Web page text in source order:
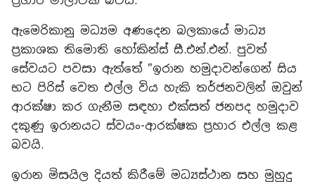
ඇමෙරිකානු මධ්‍යම අණදෙන බලකායේ මාධ්‍ය
ප්‍රකාශක තිමොති හෝකින්ස් සී.එන්.එන්. පුවත්
සේවයට පවසා ඇත්තේ ”ඉරාන හමුදාවන්ගෙන් සිය
භට පිරිස් වෙත එල්ල විය හැකි තර්ජනවලින් ඔවුන්
ආරක්ෂා කර ගැනීම සඳහා එක්සත් ජනපද හමුදාව
දකුණු ඉරානයට ස්වයං-ආරක්ෂක ප්‍රහාර එල්ල කළ
බවයි.
ඉරාන මිසයිල දියත් කිරීමේ මධ්‍යස්ථාන සහ මුහුදු